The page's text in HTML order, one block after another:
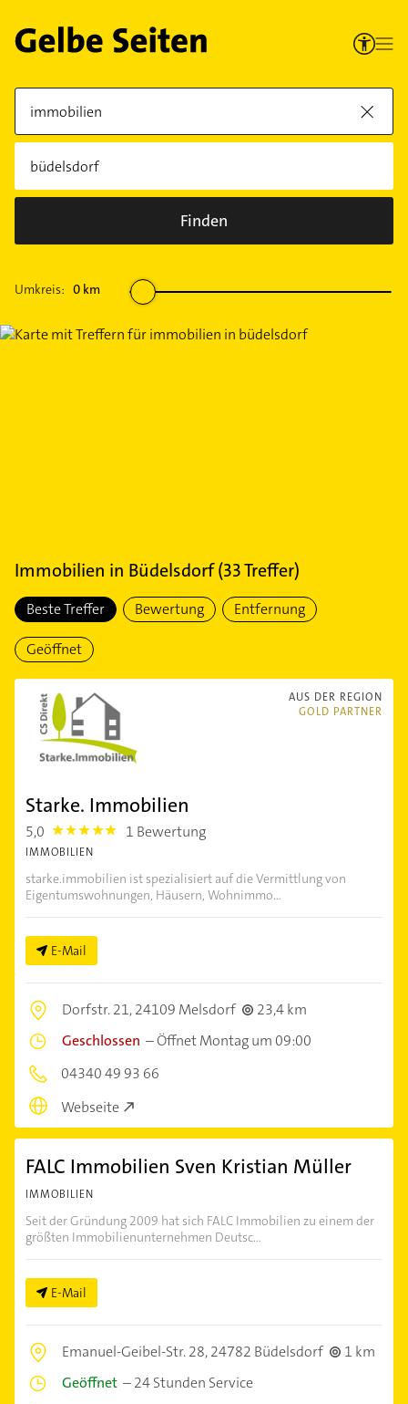
Finden
Umkreis: 0 km
Immobilien in Büdelsdorf(33Treffer)
Beste Treffer Bewertung Entfernung
Geöffnet
AUS DER REGION
GOLD PARTNER
Starke. Immobilien
5,0 5.0 1 Bewertung
IMMOBILIEN
starke.immobilien ist spezialisiert auf die Vermittlung von
Eigentumswohnungen, Häusern, Wohnimmo...
E-Mail
Dorfstr. 21,24109 Melsdorf
23,4 km
Geschlossen –Öffnet Montag um 09:00
04340 49 93 66
Webseite
FALC Immobilien Sven Kristian Müller
IMMOBILIEN
Seit der Gründung 2009 hat sich FALC Immobilien zu einem der
größten Immobilienunternehmen Deutsc...
E-Mail
Emanuel-Geibel-Str. 28,24782 Büdelsdorf
1 km
Geöffnet –24 Stunden Service